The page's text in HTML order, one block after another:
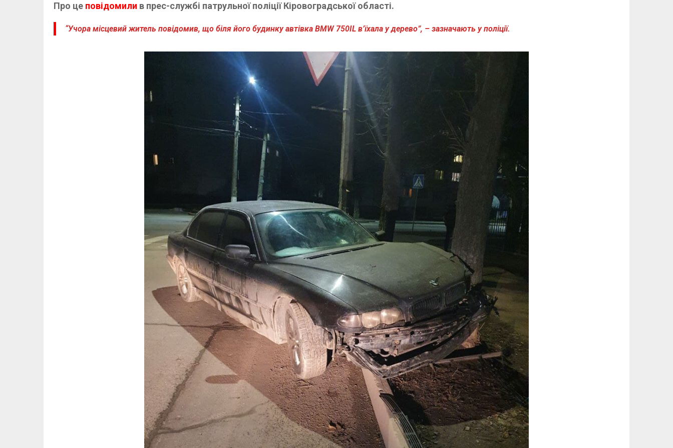
Про це повідомили в прес-службі патрульної поліції Кіровоградської області.
“Учора місцевий житель повідомив, що біля його будинку автівка BMW 750IL в’їхала у дерево”, – зазначають у поліції.